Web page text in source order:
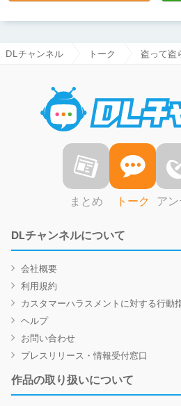
DLチャンネル トーク 盗って盗
まとめ トーク ア
DLチャンネルについて
会社概要
利用規約
カスタマーハラスメントに対する行動
ヘルプ
お問い合わせ
プレスリリース・情報受付窓口
作品の取り扱いについて